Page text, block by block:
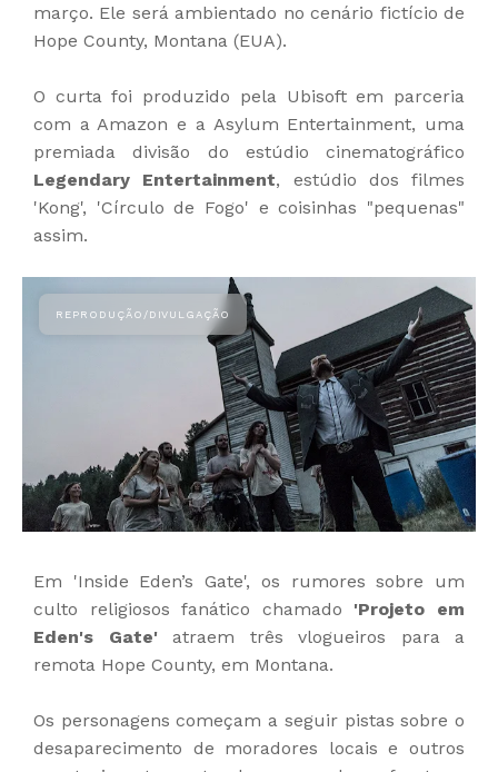
março. Ele será ambientado no cenário fictício de
Hope County, Montana (EUA).
O curta foi produzido pela Ubisoft em parceria
com a Amazon e a Asylum Entertainment, uma
premiada divisão do estúdio cinematográfico
Legendary Entertainment, estúdio dos filmes
'Kong', 'Círculo de Fogo' e coisinhas "pequenas"
assim.
Em 'Inside Eden’s Gate', os rumores sobre um
culto religiosos fanático chamado 'Projeto em
Eden's Gate'atraem três vlogueiros para a
remota Hope County, em Montana.
Os personagens começam a seguir pistas sobre o
desaparecimento de moradores locais e outros